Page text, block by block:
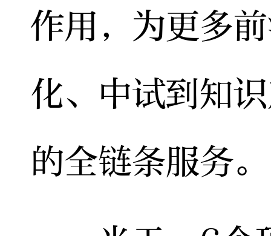
作用，为更多
化、中试到知
的全链条服务。